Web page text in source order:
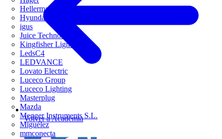
HellermannTyton
Hyundai Electric
igus
Juice Technology
Kingfisher Lighting
LedsC4
LEDVANCE
Lovato Electric
Luceco Group
Luceco Lighting
Masterplug
Mazda
Megger Instruments S.L.
Miguélez
mmconecta
Volver a Academia